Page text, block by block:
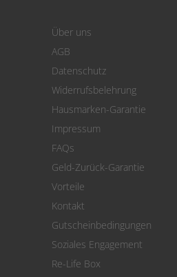
Cookie Einstellungen
Über uns
AGB
Datenschutz
Widerrufsbelehrung
Hausmarken-Garantie
Impressum
FAQs
Geld-Zurück-Garantie
Vorteile
Kontakt
Gutscheinbedingungen
Soziales Engagement
Re-Life Box